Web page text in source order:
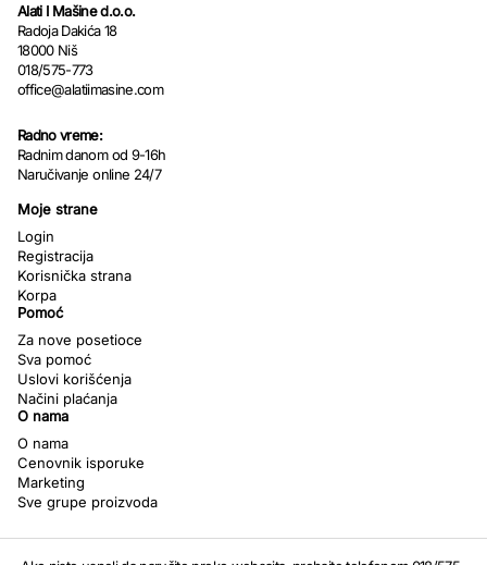
Alati I Mašine d.o.o.
Radoja Dakića 18
18000 Niš
018/575-773
office@alatiimasine.com
Radno vreme:
Radnim danom od 9-16h
Naručivanje online 24/7
Moje strane
Login
Registracija
Korisnička strana
Korpa
Pomoć
Za nove posetioce
Sva pomoć
Uslovi korišćenja
Načini plaćanja
O nama
O nama
Cenovnik isporuke
Marketing
Sve grupe proizvoda